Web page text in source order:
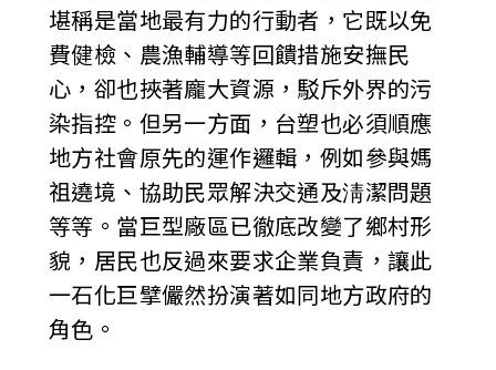
堪稱是當地最有力的行動者，它既以免
費健檢、農漁輔導等回饋措施安撫民
心，卻也挾著龐大資源，駁斥外界的污
染指控。但另一方面，台塑也必須順應
地方社會原先的運作邏輯，例如參與媽
祖遶境、協助民眾解決交通及淸潔問題
等等。當巨型廠區已徹底改變了鄉村形
貌，居民也反過來要求企業負責，讓此
一石化巨擘儼然扮演著如同地方政府的
角色。